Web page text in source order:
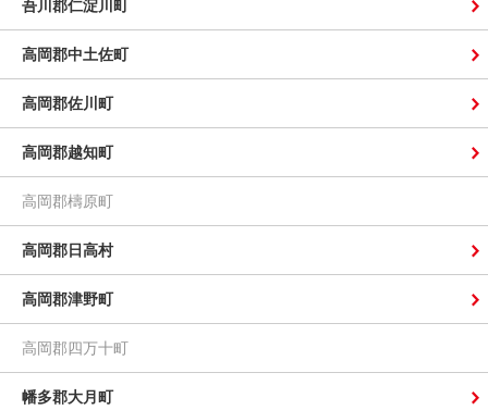
吾川郡仁淀川町
高岡郡中土佐町
高岡郡佐川町
高岡郡越知町
高岡郡檮原町
高岡郡日高村
高岡郡津野町
高岡郡四万十町
幡多郡大月町